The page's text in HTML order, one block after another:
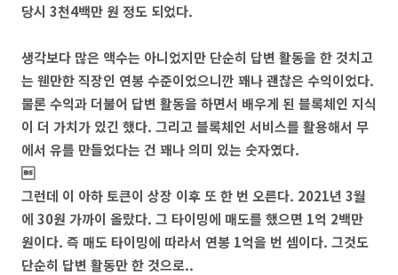
당시 3천4백만 원 정도 되었다.
생각보다 많은 액수는 아니었지만 단순히 답변 활동을 한 것치고
는 웬만한 직장인 연봉 수준이었으니깐 꽤나 괜찮은 수익이었다.
물론 수익과 더불어 답변 활동을 하면서 배우게 된 블록체인 지식
이 더 가치가 있긴 했다. 그리고 블록체인 서비스를 활용해서 무
에서 유를 만들었다는 건 꽤나 의미 있는 숫자였다.

그런데 이 아하 토큰이 상장 이후 또 한 번 오른다. 2021년 3월
에 30원 가까이 올랐다. 그 타이밍에 매도를 했으면 1억 2백만
원이다. 즉 매도 타이밍에 따라서 연봉 1억을 번 셈이다. 그것도
단순히 답변 활동만 한 것으로..